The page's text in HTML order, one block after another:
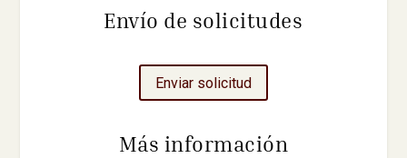
Envío de solicitudes
Enviar solicitud
Más información